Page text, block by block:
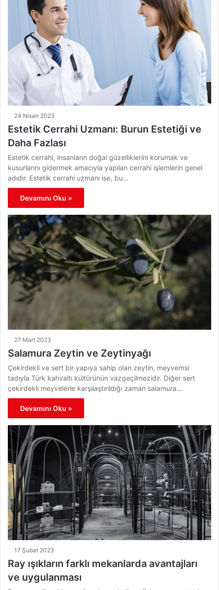
24 Nisan 2023
Estetik Cerrahi Uzmanı: Burun Estetiği ve
Daha Fazlası
Estetik cerrahi, insanların doğal güzelliklerini korumak ve
kusurlarını gidermek amacıyla yapılan cerrahi işlemlerin genel
adıdır. Estetik cerrahi uzmanı ise, bu…
Devamını Oku »
27 Mart 2023
Salamura Zeytin ve Zeytinyağı
Çekirdekli ve sert bir yapıya sahip olan zeytin, meyvemsi
tadıyla Türk kahvaltı kültürünün vazgeçilmezidir. Diğer sert
çekirdekli meyvelerle karşılaştırıldığı zaman salamura…
Devamını Oku »
17 Şubat 2023
Ray ışıkların farklı mekanlarda avantajları
ve uygulanması